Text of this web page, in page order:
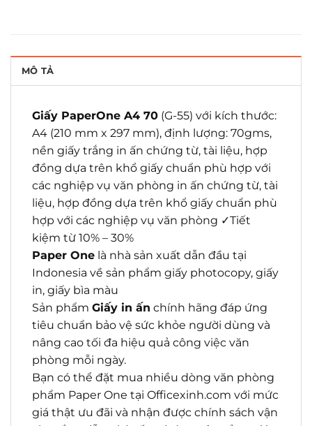
MÔ TẢ
Giấy PaperOne A4 70 (G-55) với kích thước:
A4 (210 mm x 297 mm), định lượng: 70gms,
nền giấy trắng in ấn chứng từ, tài liệu, hợp
đồng dựa trên khổ giấy chuẩn phù hợp với
các nghiệp vụ văn phòng in ấn chứng từ, tài
liệu, hợp đồng dựa trên khổ giấy chuẩn phù
hợp với các nghiệp vụ văn phòng ✓Tiết
kiệm từ 10% – 30%
Paper One là nhà sản xuất dẫn đầu tại
Indonesia về sản phẩm giấy photocopy, giấy
in, giấy bìa màu
Sản phẩm Giấy in ấn chính hãng đáp ứng
tiêu chuẩn bảo vệ sức khỏe người dùng và
nâng cao tối đa hiệu quả công việc văn
phòng mỗi ngày.
Bạn có thể đặt mua nhiều dòng văn phòng
phẩm Paper One tại Officexinh.com với mức
giá thật ưu đãi và nhận được chính sách vận